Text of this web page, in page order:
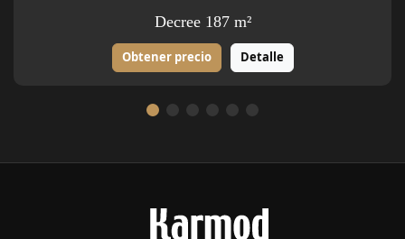
Decree 187 m²
Obtener precio Detalle